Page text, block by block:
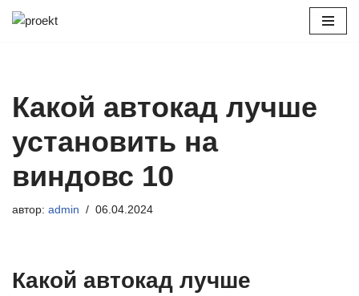
Какой автокад лучше
установить на
виндовс 10
автор: admin 06.04.2024
Какой автокад лучше